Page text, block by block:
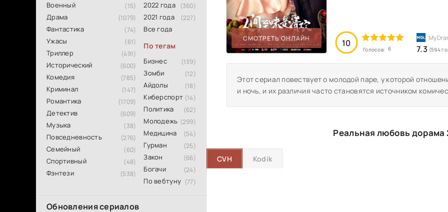
Военный (15)
Драма (1079)
Фантастика (74)
Ужасы (61)
Триллер (491)
Исторический (600)
Комедия (785)
Криминал (147)
Романтика (1709)
Детектив (609)
Музыка (38)
Повседневность (276)
Семейный (60)
Спортивный (48)
Фэнтези (538)
2022 года (360)
2021 года (227)
Все года
По тегам
Бизнес (139)
Зомби (12)
Айдолы (18)
Киберспорт (14)
Политика (62)
Молодежь (299)
Медицина (54)
Гурман (25)
Закон (66)
Богачи (24)
По вебтуну (77)
Обновления сериалов
СМОТРЕТЬ ОНЛАЙН 10
Голосов: 6 7.3 (594
Этот сериал повествует о молодой паре, у которой
и ночь, и их различия часто становятся источником
Реальная любовь дорама
CVH Kodik